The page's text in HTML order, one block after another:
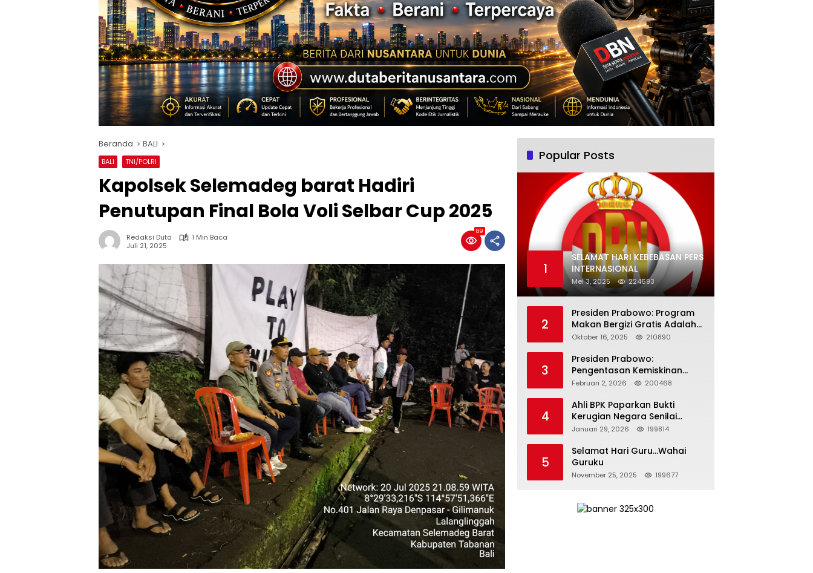
Beranda BALI
BALI TNI/POLRI
Kapolsek Selemadeg barat Hadiri
Penutupan Final Bola Voli Selbar Cup 2025
Redaksi Duta
1 Min Baca
Juli 21, 2025
89
Popular Posts
1
SELAMAT HARI KEBEBASAN PERS
INTERNASIONAL
Mei 3, 2025 224693
2
Presiden Prabowo: Program
Makan Bergizi Gratis Adalah
Investasi untuk Masa Depan
Oktober 16, 2025 210890
3
Presiden Prabowo:
Pengentasan Kemiskinan
Butuh Persatuan dan
Bertanggung Jawab
Februari 2, 2026 200468
4
Ahli BPK Paparkan Bukti
Kerugian Negara Senilai
Rp285 Triliun dalam
Pertamina
Januari 29, 2026 199814
5
Selamat Hari Guru…Wahai
Guruku
November 25, 2025 199677